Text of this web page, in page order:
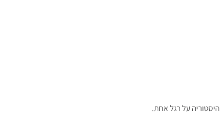
היסטוריה על רגל אחת.